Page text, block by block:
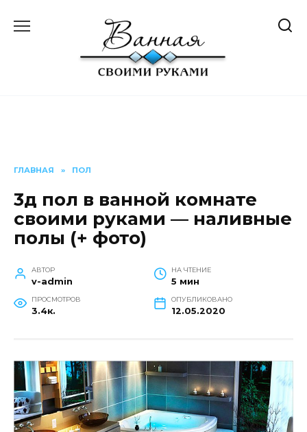
ГЛАВНАЯ » ПОЛ
3д пол в ванной комнате
своими руками — наливные
полы (+ фото)
АВТОР
v-admin
НА ЧТЕНИЕ
5 мин
ПРОСМОТРОВ
3.4к.
ОПУБЛИКОВАНО
12.05.2020